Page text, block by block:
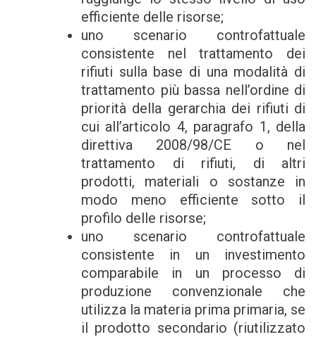
efficiente delle risorse;
uno scenario controfattuale
consistente nel trattamento dei
rifiuti sulla base di una modalità di
trattamento più bassa nell’ordine di
priorità della gerarchia dei rifiuti di
cui all’articolo 4, paragrafo 1, della
direttiva 2008/98/CE o nel
trattamento di rifiuti, di altri
prodotti, materiali o sostanze in
modo meno efficiente sotto il
profilo delle risorse;
uno scenario controfattuale
consistente in un investimento
comparabile in un processo di
produzione convenzionale che
utilizza la materia prima primaria, se
il prodotto secondario (riutilizzato